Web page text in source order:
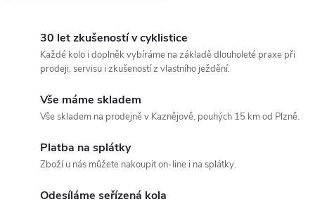
30 let zkušeností v cyklistice
Každé kolo i doplněk vybíráme na základě dlouholeté praxe při
prodeji, servisu i zkušeností z vlastního ježdění.
Vše máme skladem
Vše skladem na prodejně v Kaznějově, pouhých 15 km od Plzně.
Platba na splátky
Zboží u nás můžete nakoupit on-line i na splátky.
Odesíláme seřízená kola